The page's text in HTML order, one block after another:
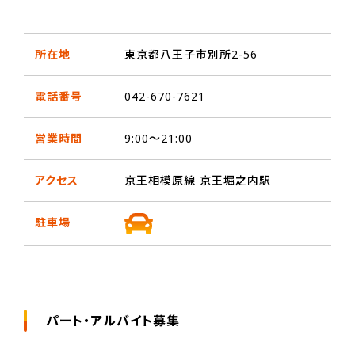
所在地 東京都八王子市別所2-56
電話番号 042-670-7621
営業時間 9:00～21:00
アクセス 京王相模原線 京王堀之内駅
駐車場
パート・アルバイト募集